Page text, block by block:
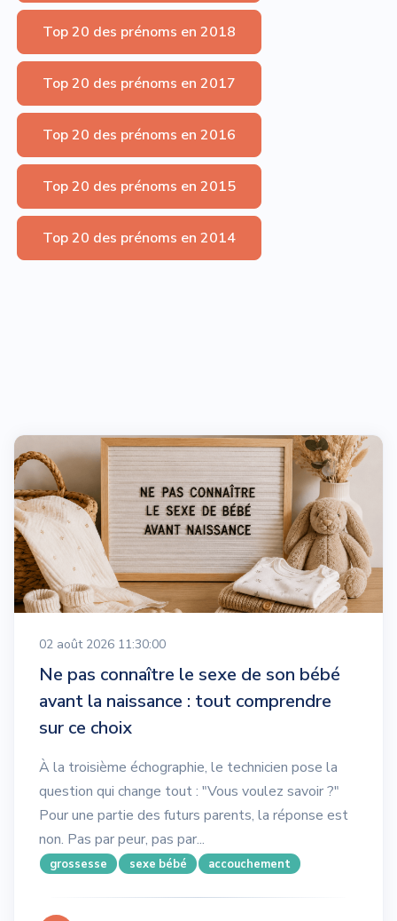
Top 20 des prénoms en 2018
Top 20 des prénoms en 2017
Top 20 des prénoms en 2016
Top 20 des prénoms en 2015
Top 20 des prénoms en 2014
02 août 2026 11:30:00
Ne pas connaître le sexe de son bébé
avant la naissance : tout comprendre
sur ce choix
À la troisième échographie, le technicien pose la
question qui change tout : "Vous voulez savoir ?"
Pour une partie des futurs parents, la réponse est
non. Pas par peur, pas par...
grossesse sexe bébé accouchement